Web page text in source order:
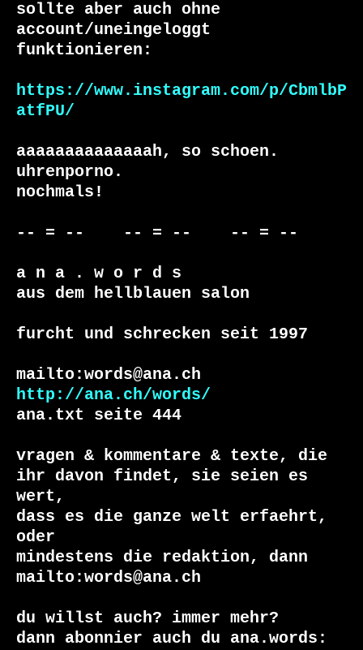
sollte aber auch ohne
account/uneingeloggt
funktionieren:
https://www.instagram.com/p/CbmlbP
atfPU/
aaaaaaaaaaaaaah, so schoen.
uhrenporno.
nochmals!
-- = --    -- = --    -- = --
a n a . w o r d s
aus dem hellblauen salon
furcht und schrecken seit 1997
http://ana.ch/words/
ana.txt seite 444
vragen & kommentare & texte, die
ihr davon findet, sie seien es
wert,
dass es die ganze welt erfaehrt,
oder
mindestens die redaktion, dann
mailto:words@ana.ch
du willst auch? immer mehr?